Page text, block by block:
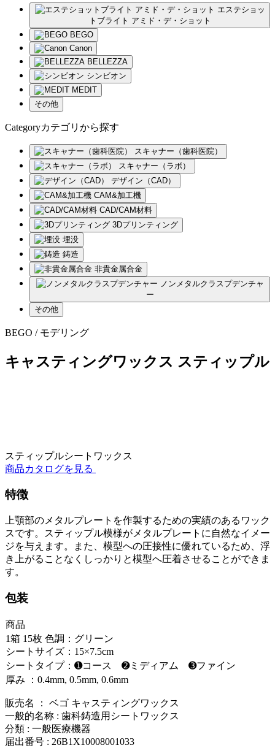
エステショッ
トブライト アミド・デ・ショット
BEGO
Canon
BELLEZZA
シンビオン
MEDIT
その他
Categoryカテゴリ から探す
スキャナー（歯科医院）
スキャナー（ラボ）
デザイン（CAD）
CAM&加工機
CAD/CAM材料
3Dプリンティング
埋没
鋳造
非貴金属合金
ノンメタルクラスプデンチャ
ー
その他
BEGO / モデリング
キャスティングワックス スティップル
スティップルシートワックス
商品カタログを見る
特徴
上顎部のメタルプレートを作製するための実績のあるワック
スです。スティップル模様がメタルプレートに自然なイメー
ジを与えます。また、模型への圧接性に優れているため、浮
き上がることなくしっかりと模型へ圧着させることができま
す。
包装
商品
1箱 15枚 色調：グリーン
シートサイズ：15×7.5cm
シートタイプ：➊コース ➋ミディアム ➌ファイン
厚み ：0.4mm, 0.5mm, 0.6mm
販売名 ： ベゴ キャスティングワックス
一般的名称 : 歯科鋳造用シートワックス
分類 : 一般医療機器
届出番号 : 26B1X10008001033